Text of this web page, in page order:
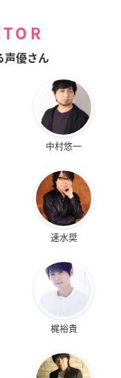
声優さん
中村悠一
速水奨
梶裕貴